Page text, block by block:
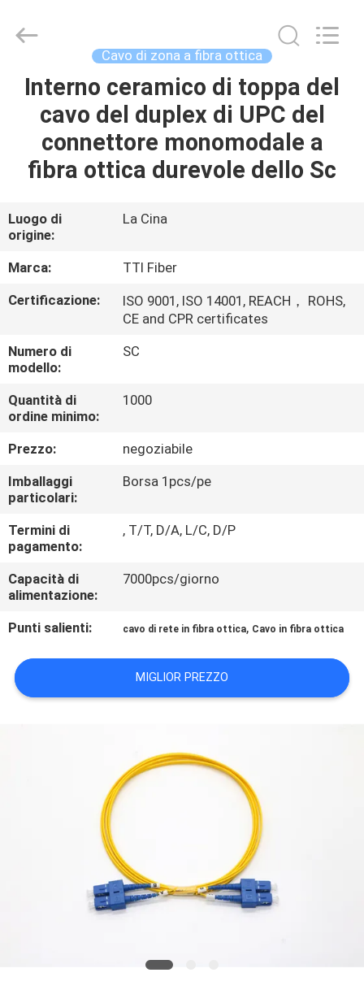
CASA
PRODOTTI
NOI
GIRO
DELLA
CONTROLLO
DI
CONTATTICI
RICHIEDA
CITAZIONE
DEL
SITO
Communication
Cavo di zona a fibra ottica
Interno ceramico di toppa del
cavo del duplex di UPC del
connettore monomodale a
fibra ottica durevole dello Sc
Luogo di
origine:
La Cina
Marca:
TTI Fiber
Certificazione:
ISO 9001, ISO 14001, REACH， ROHS,
CE and CPR certificates
Numero di
modello:
SC
Quantità di
ordine minimo:
1000
Prezzo:
negoziabile
Imballaggi
particolari:
Borsa 1pcs/pe
Termini di
pagamento:
, T/T, D/A, L/C, D/P
Capacità di
alimentazione:
7000pcs/giorno
Punti salienti: cavo di rete in fibra ottica, Cavo in fibra ottica
MIGLIOR PREZZO